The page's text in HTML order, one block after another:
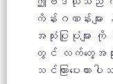
ကိန်းဂဏန်းမျ
အသုံးပြုပုံမျာ
တွင် လက်တွေ့အသုံ
သင်ကြားပေးထား